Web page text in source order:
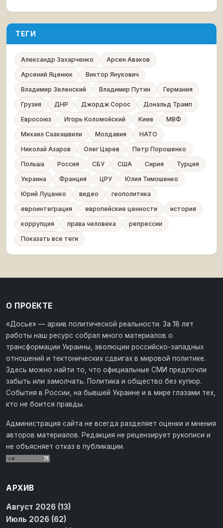
ТЕГИ
Александр Захарченко
Арсен Аваков
Арсений Яценюк
Виктор Янукович
Владимир Зеленский
Владимир Путин
Германия
Грузия
ДНР Джордж Сорос
Дональд Трамп
Евросоюз
Игорь Коломойский Киев
МВФ
Михаил Саакашвили
Молдавия
НАТО
Николай Азаров
Олег Царев
Петр Порошенко
Польша
Россия СБУ США Сирия
Турция
Украина
Франция ЦРУ
Юлия Тимошенко
Юрий Луценко
видео
геополитика
евроинтеграция
европейские ценности
история
коррупция
права человека
репрессии
Показать все теги
О ПРОЕКТЕ
«Досье» — архив политической реальности. За 18 лет
работы наш ресурс собрал много материалов о
трансформации Украины, эволюции российско-западных
отношений и тектонических сдвигах в мировой политике.
Здесь можно найти то, что официальные СМИ предпочли
забыть или замолчать. Политика и общество без купюр.
События в России, на бывшей Украине и в мире глазами тех,
кто не боится правды.
Администрация сайта не всегда разделяет оценки и мнения
авторов материалов. Редакция не рецензирует рукописи и
не объясняет отказ в публикации.
АРХИВ
Август 2026 (13)
Июль 2026 (62)